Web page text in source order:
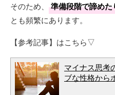
そのため、 準備段階で諦め
とも頻繁にあります。
【参考記事】はこちら▽
マイナス思考
ブな性格から